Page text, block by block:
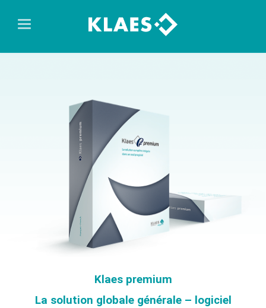
Klaes premium
La solution globale générale – logiciel